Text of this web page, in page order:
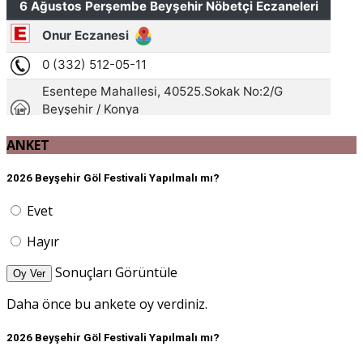
ANKET
2026 Beyşehir Göl Festivali Yapılmalı mı?
Evet
Hayır
Oy Ver
Sonuçları Görüntüle
Daha önce bu ankete oy verdiniz.
2026 Beyşehir Göl Festivali Yapılmalı mı?